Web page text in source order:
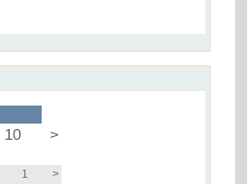
10 >
1 >